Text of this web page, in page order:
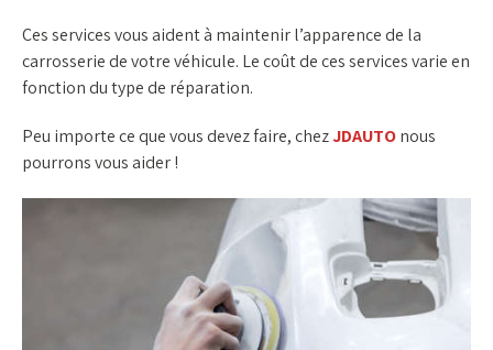
Ces services vous aident à maintenir l’apparence de la
carrosserie de votre véhicule. Le coût de ces services varie en
fonction du type de réparation.
Peu importe ce que vous devez faire, chezJDAUTOnous
pourrons vous aider !